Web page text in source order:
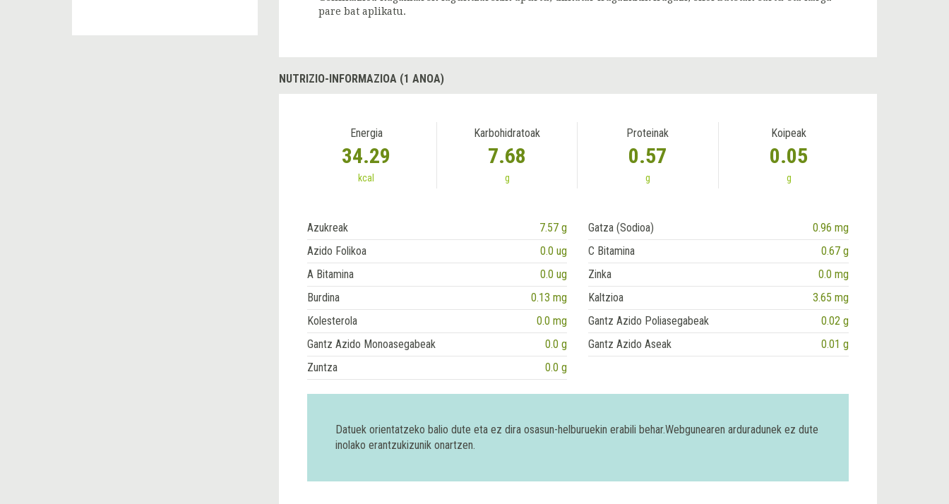
pare bat aplikatu.
NUTRIZIO-INFORMAZIOA (1 ANOA)
Energia
34.29
kcal
Karbohidratoak
7.68
g
Proteinak
0.57
g
Koipeak
0.05
g
Azukreak 7.57 g Gatza (Sodioa)
0.96 mg
Azido Folikoa
0.0 ug C Bitamina
0.67 g
A Bitamina
0.0 ug Zinka
0.0 mg
Burdina
0.13 mg Kaltzioa
3.65 mg
Kolesterola
0.0 mg Gantz Azido Poliasegabeak
0.02 g
Gantz Azido Monoasegabeak
0.0 g Gantz Azido Aseak
0.01 g
Zuntza
0.0 g
Datuek orientatzeko balio dute eta ez dira osasun-helburuekin erabili behar.Webgunearen arduradunek ez dute
inolako erantzukizunik onartzen.